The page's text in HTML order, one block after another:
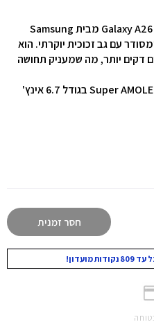
עם גב זכוכית יוקרתי. הוא
דקים יותר, מה שמעניק תחושה
צפו בתוכניות האחרונות על תצוגת Super AMOLED בגודל 6.7 אינץ'
חסר זמנית
מועדון!